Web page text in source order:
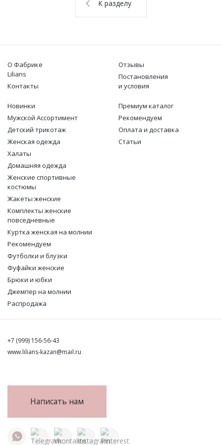
К разделу
О Фабрике
Lilians
Контакты
Отзывы
Постановления
и условия
Новинки
Мужской Ассортимент
Детcкий трикотаж
Женская одежда
Халаты
Домашняя одежда
Женские спортивные
костюмы
Жакеты женские
Комплекты женские
повседневные
Куртка женская на молнии
Рекомендуем
Футболки и блузки
Фуфайки женские
Брюки и юбки
Джемпер на молнии
Распродажа
Премиум каталог
Рекомендуем
Оплата и доставка
Статьи
+7 (999) 156-56-43
www.lilians-kazan@mail.ru
Написать нам